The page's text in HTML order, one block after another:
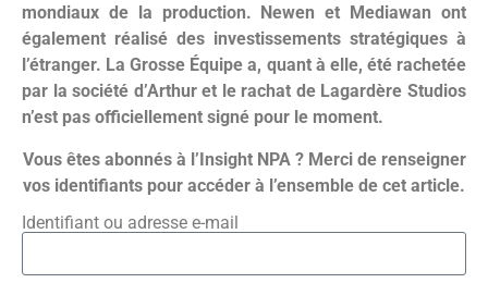
mondiaux de la production. Newen et Mediawan ont
également réalisé des investissements stratégiques à
l’étranger. La Grosse Équipe a, quant à elle, été rachetée
par la société d’Arthur et le rachat de Lagardère Studios
n’est pas officiellement signé pour le moment.
Vous êtes abonnés à l’Insight NPA ? Merci de renseigner
vos identifiants pour accéder à l’ensemble de cet article.
Identifiant ou adresse e-mail